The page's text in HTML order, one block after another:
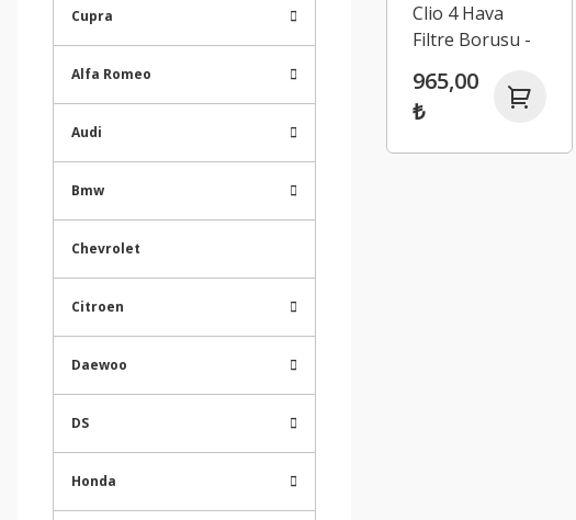
Cupra
Alfa Romeo
Audi
Bmw
Chevrolet
Citroen
Daewoo
DS
Honda
Clio 4 Hava
Filtre Borusu -
165556763R
965,00
₺